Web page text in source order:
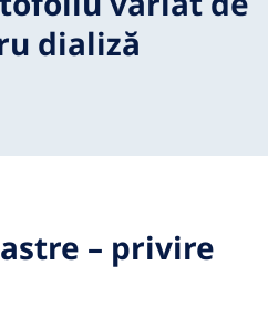
dializă
– privire